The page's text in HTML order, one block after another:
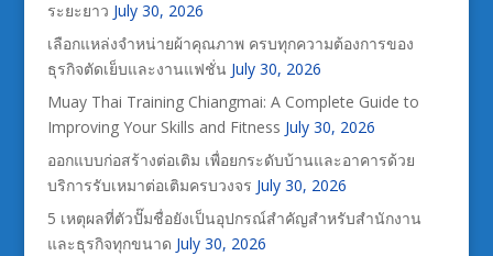
ระยะยาว July 30, 2026
เลือกแหล่งจำหน่ายผ้าคุณภาพ ครบทุกความต้องการของ
ธุรกิจตัดเย็บและงานแฟชั่น July 30, 2026
Muay Thai Training Chiangmai: A Complete Guide to
Improving Your Skills and Fitness July 30, 2026
ออกแบบก่อสร้างต่อเติม เพื่อยกระดับบ้านและอาคารด้วย
บริการรับเหมาต่อเติมครบวงจร July 30, 2026
5 เหตุผลที่ตัวปั๊มชื่อยังเป็นอุปกรณ์สำคัญสำหรับสำนักงาน
และธุรกิจทุกขนาด July 30, 2026